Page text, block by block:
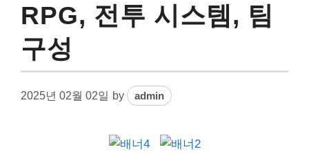
RPG, 전투 시스템, 팀
구성
2025년 02월 02일 by admin